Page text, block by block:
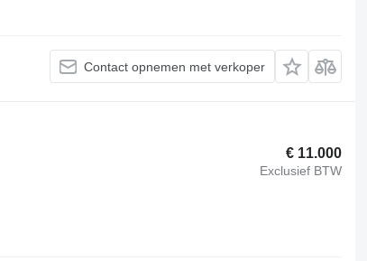
Contact opnemen met verkoper
€ 11.000
Exclusief BTW